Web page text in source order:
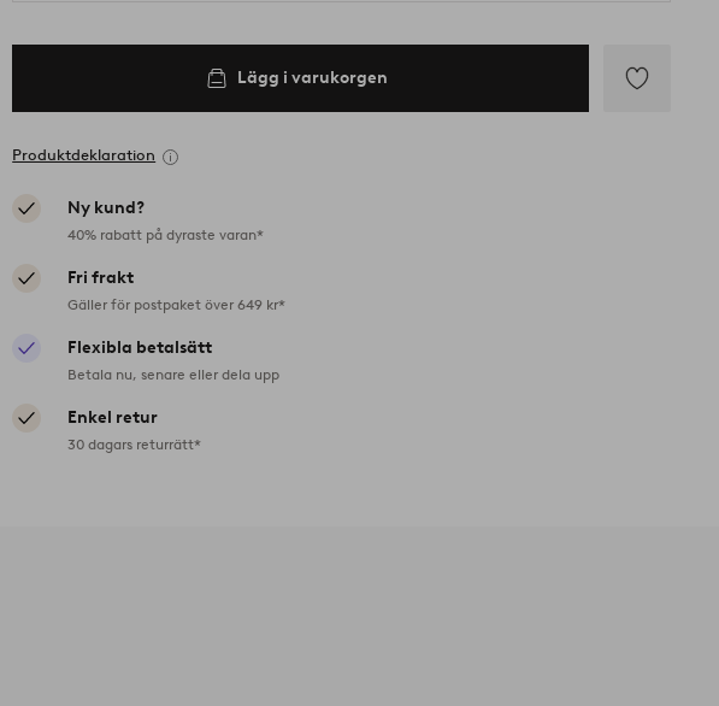
Lägg i varukorgen
Produktdeklaration
Ny kund?
40% rabatt på dyraste varan*
Fri frakt
Gäller för postpaket över 649 kr*
Flexibla betalsätt
Betala nu, senare eller dela upp
Enkel retur
30 dagars returrätt*